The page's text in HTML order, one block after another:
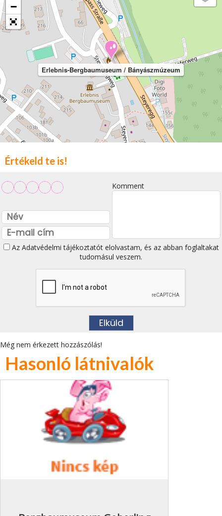
Erlebnis-Bergbaumuseum / Bányászmúzeum
−
Értékeld te is!
Komment
Az Adatvédelmi tájékoztatótelolvastam, és az abban foglaltakat
tudomásul veszem.
Még nem érkezett hozzászólás!
Hasonló látnivalók